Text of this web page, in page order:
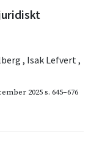
, Isak Lefvert,
2025s. 645–676